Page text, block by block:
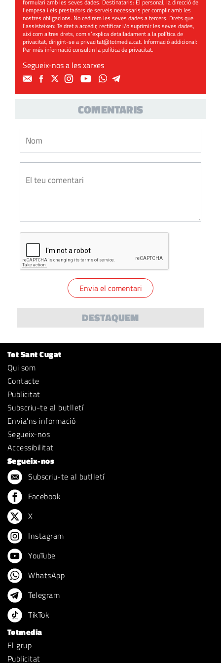
formulari amb les seves dades. Destinataris: El personal, la direcció de
l’empesa i els prestadors de serveis necessaris per complir amb les
nostres obligacions. No cedirem les seves dades a tercers. Drets que
l’assisteixen: Te dret a accedir, rectificar i/o suprimir les seves dades,
així com altres drets, com s’explica detalladament a la política de
privacitat, dirigint-se aprivacitat@totmedia.cat. Informació addicional:
Per més informació consultin lapolítica de privacitat.
Segueix-nos a les xarxes
COMENTARIS
DESTAQUEM
Tot Sant Cugat
Qui som
Contacte
Publicitat
Subscriu-te al butlletí
Envia'ns informació
Segueix-nos
Accessibilitat
Segueix-nos
Subscriu-te al butlletí
Facebook
X
Instagram
YouTube
WhatsApp
Telegram
TikTok
Totmedia
El grup
Publicitat